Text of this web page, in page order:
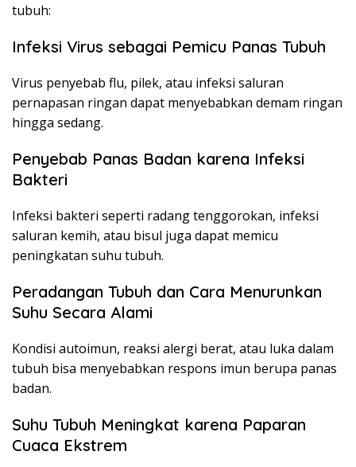
tubuh:
Infeksi Virus sebagai Pemicu Panas Tubuh
Virus penyebab flu, pilek, atau infeksi saluran
pernapasan ringan dapat menyebabkan demam ringan
hingga sedang.
Penyebab Panas Badan karena Infeksi
Bakteri
Infeksi bakteri seperti radang tenggorokan, infeksi
saluran kemih, atau bisul juga dapat memicu
peningkatan suhu tubuh.
Peradangan Tubuh dan Cara Menurunkan
Suhu Secara Alami
Kondisi autoimun, reaksi alergi berat, atau luka dalam
tubuh bisa menyebabkan respons imun berupa panas
badan.
Suhu Tubuh Meningkat karena Paparan
Cuaca Ekstrem